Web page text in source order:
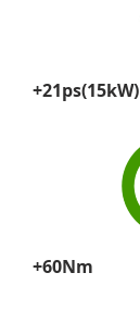
+21ps(15kW)
+60Nm